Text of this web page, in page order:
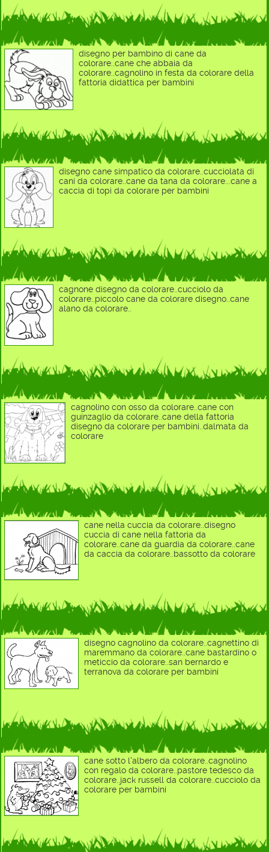
disegno per bambino di cane da
colorare..cane che abbaia da
colorare..cagnolino in festa da colorare della
fattoria didattica per bambini
disegno cane simpatico da colorare..cucciolata di
cani da colorare..cane da tana da colorare...cane a
caccia di topi da colorare per bambini
cagnone disegno da colorare..cucciolo da
colorare..piccolo cane da colorare disegno..cane
alano da colorare..
cagnolino con osso da colorare..cane con
guinzaglio da colorare..cane della fattoria
disegno da colorare per bambini..dalmata da
colorare
cane nella cuccia da colorare..disegno
cuccia di cane nella fattoria da
colorare..cane da guardia da colorare..cane
da caccia da colorare..bassotto da colorare
disegno cagnolino da colorare..cagnettino di
maremmano da colorare..cane bastardino o
meticcio da colorare..san bernardo e
terranova da colorare per bambini
cane sotto l'albero da colorare..cagnolino
con regalo da colorare..pastore tedesco da
colorare..jack russell da colorare..cucciolo da
colorare per bambini